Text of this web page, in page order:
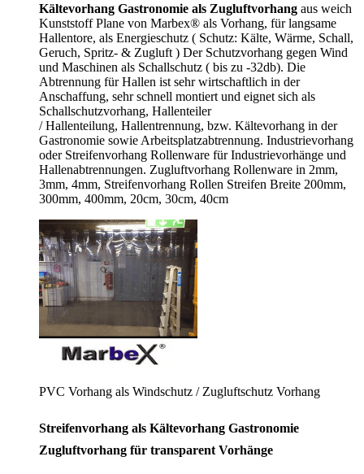
Kältevorhang Gastronomie als Zugluftvorhang aus weich
Kunststoff Plane von Marbex® als Vorhang, für langsame
Hallentore, als Energieschutz ( Schutz: Kälte, Wärme, Schall,
Geruch, Spritz- & Zugluft ) Der Schutzvorhang gegen Wind
und Maschinen als Schallschutz ( bis zu -32db). Die
Abtrennung für Hallen ist sehr wirtschaftlich in der
Anschaffung, sehr schnell montiert und eignet sich als
Schallschutzvorhang, Hallenteiler
/Hallenteilung, Hallentrennung, bzw. Kältevorhang in der
Gastronomie sowie Arbeitsplatzabtrennung. Industrievorhang
oder Streifenvorhang Rollenware für Industrievorhänge und
Hallenabtrennungen. Zugluftvorhang Rollenware in 2mm,
3mm, 4mm, Streifenvorhang Rollen Streifen Breite 200mm,
300mm, 400mm, 20cm, 30cm, 40cm
PVC Vorhang als Windschutz / Zugluftschutz Vorhang
Streifenvorhang als Kältevorhang Gastronomie
Zugluftvorhang für transparent Vorhänge